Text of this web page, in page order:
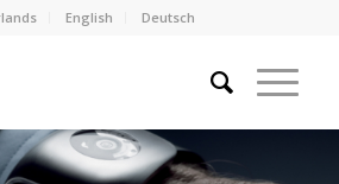
English Deutsch